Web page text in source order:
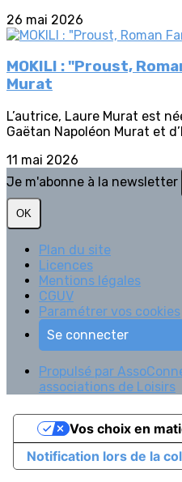
26 mai 2026
MOKILI : "Proust,
Murat
L’autrice, Laure Murat est
Gaëtan Napoléon Murat et
11 mai 2026
Je m'abonne à la newsletter
OK
Plan du site
Licences
Mentions légales
CGUV
Paramétrer vos cookies
Se connecter
Propulsé par
associations de Loisirs
Notification lors de la
Vos choix en